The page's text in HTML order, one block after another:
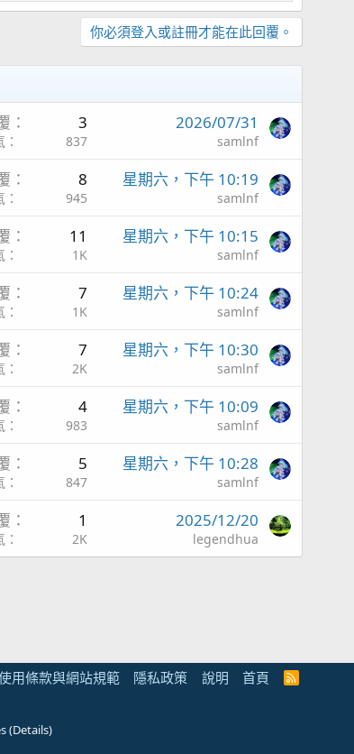
你必須登入或註冊才能在此回覆。
3
837
2026/07/31
samlnf
8
945
星期六，下午 10:19
samlnf
11
1K
星期六，下午 10:15
samlnf
7
1K
星期六，下午 10:24
samlnf
7
2K
星期六，下午 10:30
samlnf
4
983
星期六，下午 10:09
samlnf
5
847
星期六，下午 10:28
samlnf
1
2K
2025/12/20
legendhua
用條款與網站規範 隱私政策 說明 首頁
R
(Details)